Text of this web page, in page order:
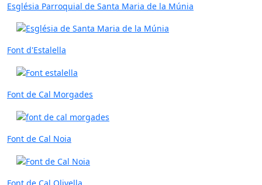
Església Parroquial de Santa Maria de la Múnia
Font d'Estalella
Font de Cal Morgades
Font de Cal Noia
Font de Cal Olivella